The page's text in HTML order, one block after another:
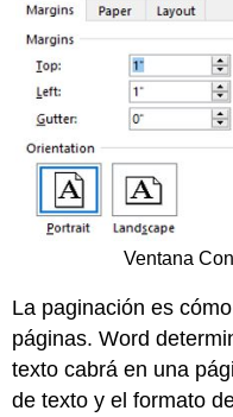
Ventana
La paginación es
páginas. Word
texto cabrá en una
de texto y el formato